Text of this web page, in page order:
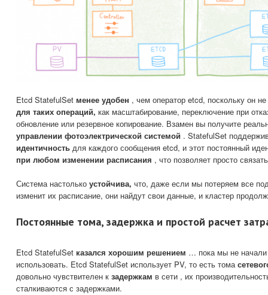
Etcd StatefulSet менее удобен , чем оператор etcd, поскольку он
для таких операций, как масштабирование, переключение при
обновление или резервное копирование. Взамен вы получите
управлении фотоэлектрической системой . StatefulSet
идентичность для каждого сообщения etcd, и этот постоянный
при любом изменении расписания , что позволяет просто
Система настолько устойчива, что, даже если мы потеряем все
изменит их расписание, они найдут свои данные, и кластер
Постоянные тома, задержка и простой расчет
Etcd StatefulSet казался хорошим решением … пока мы не начали
использовать. Etcd StatefulSet использует PV, то есть тома
довольно чувствителен к задержкам в сети , их
сталкиваются с задержками.